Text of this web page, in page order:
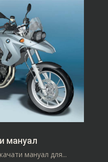
мануал
мануал для...